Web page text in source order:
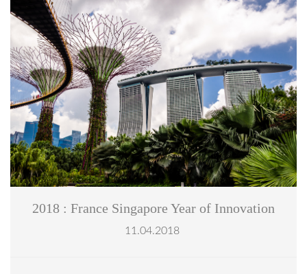
© marinzolich.jpg
2018 : France Singapore Year of Innovation
11.04.2018